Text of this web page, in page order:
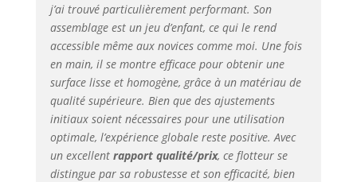
j’ai trouvé particulièrement performant. Son
assemblage est un jeu d’enfant, ce qui le rend
accessible même aux novices comme moi. Une fois
en main, il se montre efficace pour obtenir une
surface lisse et homogène, grâce à un matériau de
qualité supérieure. Bien que des ajustements
initiaux soient nécessaires pour une utilisation
optimale, l’expérience globale reste positive. Avec
un excellent rapport qualité/prix, ce flotteur se
distingue par sa robustesse et son efficacité, bien